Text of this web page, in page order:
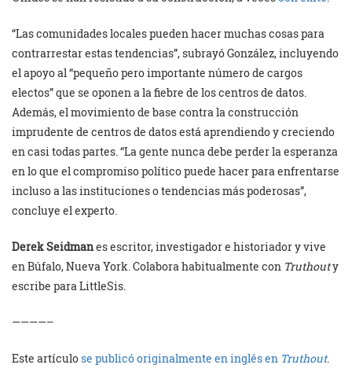
“Las comunidades locales pueden hacer muchas cosas para
contrarrestar estas tendencias”, subrayó González, incluyendo
el apoyo al “pequeño pero importante número de cargos
electos” que se oponen a la fiebre de los centros de datos.
Además, el movimiento de base contra la construcción
imprudente de centros de datos está aprendiendo y creciendo
en casi todas partes. “La gente nunca debe perder la esperanza
en lo que el compromiso político puede hacer para enfrentarse
incluso a las instituciones o tendencias más poderosas”,
concluye el experto.
Derek Seidmanes escritor, investigador e historiador y vive
en Búfalo, Nueva York. Colabora habitualmente con Truthouty
escribe para LittleSis.
————–
Este artículose publicó originalmente en inglés en Truthout.